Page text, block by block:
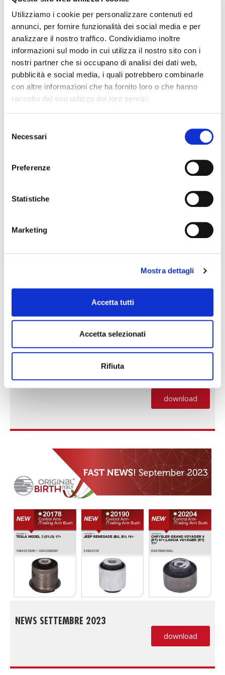
Utilizziamo i cookie per personalizzare contenuti ed
annunci, per fornire funzionalità dei social media e per
analizzare il nostro traffico. Condividiamo inoltre
informazioni sul modo in cui utilizza il nostro sito con i
nostri partner che si occupano di analisi dei dati web,
pubblicità e social media, i quali potrebbero combinarle
con altre informazioni che ha fornito loro o che hanno
raccolto dal suo utilizzo dei loro servizi.
delNecessari
Preferenze
Statistiche
Marketing
Mostra dettagli
Accetta tutti
Accetta selezionati
Rifiuta
download
(PDF, si
NEWS OTTOBRE 2023
download
(PDF, si
NEWS SETTEMBRE 2023
download
(PDF, si